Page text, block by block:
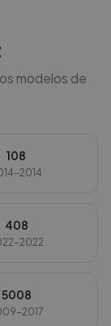
modelos de
108
2014
408
2022
5008
2017